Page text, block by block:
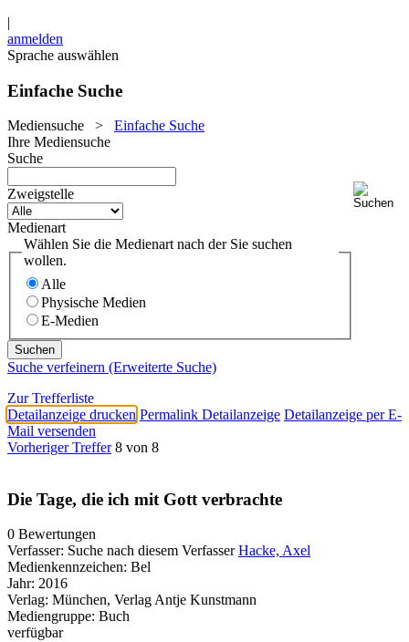
|
anmelden
Sprache auswählen
Einfache Suche
Mediensuche > Einfache Suche
Ihre Mediensuche
Suche
Zweigstelle
Medienart
Wählen Sie die Medienart nach der Sie suchen
wollen.
Alle
Physische Medien
E-Medien
Suche verfeinern (Erweiterte Suche)
Zur Trefferliste
Detailanzeige drucken Permalink Detailanzeige Detailanzeige per E-
Mail versenden
Vorheriger Treffer 8 von 8
Die Tage, die ich mit Gott verbrachte
0 Bewertungen
Verfasser: Suche nach diesem Verfasser Hacke, Axel
Medienkennzeichen: Bel
Jahr: 2016
Verlag: München, Verlag Antje Kunstmann
Mediengruppe: Buch
verfügbar